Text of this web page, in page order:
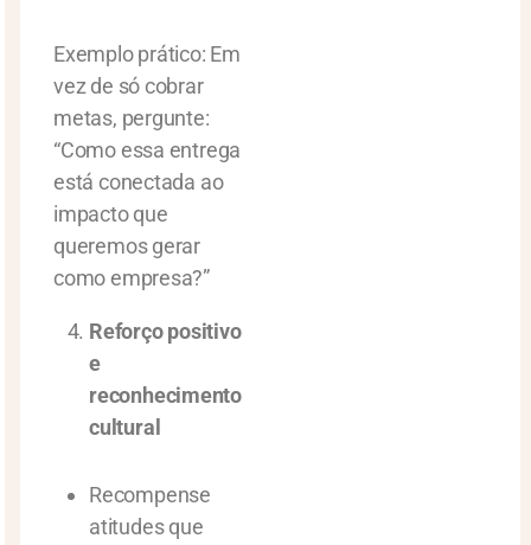
Exemplo prático: Em
vez de só cobrar
metas, pergunte:
“Como essa entrega
está conectada ao
impacto que
queremos gerar
como empresa?”
Reforço positivo
e
reconhecimento
cultural
Recompense
atitudes que